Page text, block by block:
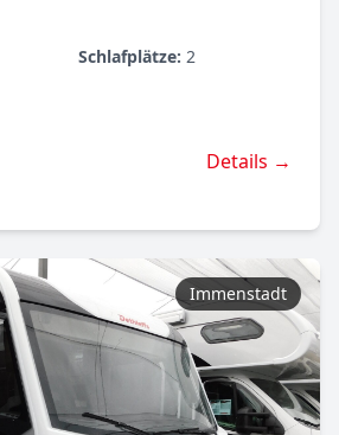
Schlafplätze: 2
Details →
Immenstadt